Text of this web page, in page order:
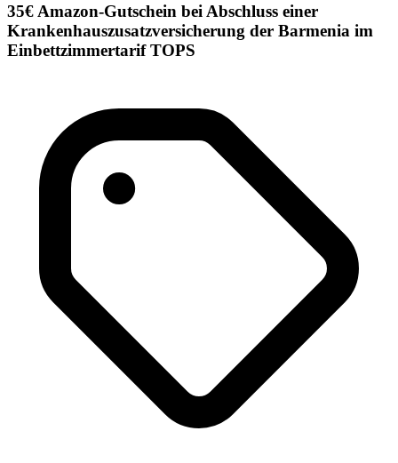
35€ Amazon-Gutschein bei Abschluss einer
Krankenhauszusatzversicherung der Barmenia im
Einbettzimmertarif TOPS